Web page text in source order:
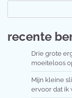
recente
Drie grote
moeiteloos
Mijn kleine
ervoor dat ik